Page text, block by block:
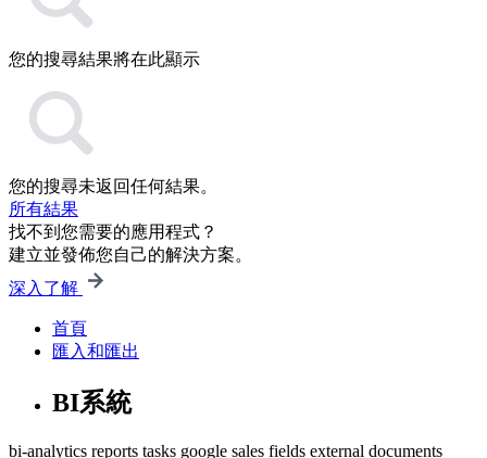
您的搜尋結果將在此顯示
您的搜尋未返回任何結果。
所有結果
找不到您需要的應用程式？
建立並發佈您自己的解決方案。
深入了解
首頁
匯入和匯出
BI系統
bi-analytics reports tasks google sales fields external documents